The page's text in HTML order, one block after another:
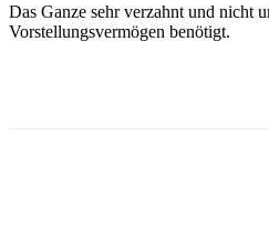
Das Ganze sehr verzahnt und nicht
Vorstellungsvermögen benötigt.